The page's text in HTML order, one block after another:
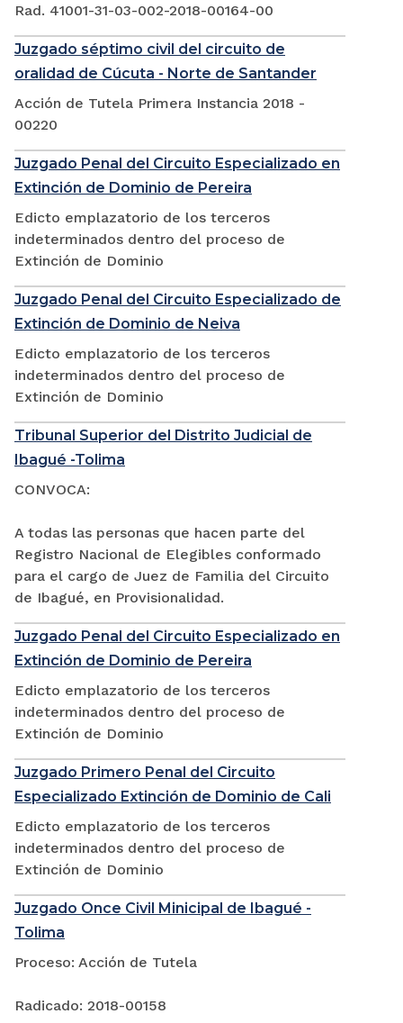
Rad. 41001-31-03-002-2018-00164-00
Juzgado séptimo civil del circuito de
oralidad de Cúcuta - Norte de Santander
Acción de Tutela Primera Instancia 2018 -
00220
Juzgado Penal del Circuito Especializado en
Extinción de Dominio de Pereira
Edicto emplazatorio de los terceros
indeterminados dentro del proceso de
Extinción de Dominio
Juzgado Penal del Circuito Especializado de
Extinción de Dominio de Neiva
Edicto emplazatorio de los terceros
indeterminados dentro del proceso de
Extinción de Dominio
Tribunal Superior del Distrito Judicial de
Ibagué -Tolima
CONVOCA:
A todas las personas que hacen parte del
Registro Nacional de Elegibles conformado
para el cargo de Juez de Familia del Circuito
de Ibagué, en Provisionalidad.
Juzgado Penal del Circuito Especializado en
Extinción de Dominio de Pereira
Edicto emplazatorio de los terceros
indeterminados dentro del proceso de
Extinción de Dominio
Juzgado Primero Penal del Circuito
Especializado Extinción de Dominio de Cali
Edicto emplazatorio de los terceros
indeterminados dentro del proceso de
Extinción de Dominio
Juzgado Once Civil Minicipal de Ibagué -
Tolima
Proceso: Acción de Tutela
Radicado: 2018-00158